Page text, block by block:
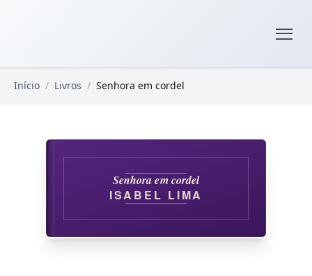
Início / Livros / Senhora em cordel
Senhora em cordel
ISABEL LIMA